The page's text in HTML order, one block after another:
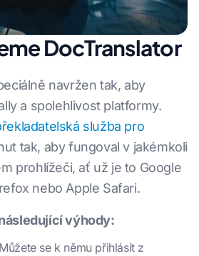
DocTranslator
navržen tak, aby
a spolehlivost platformy.
služba pro
tak, aby fungoval v jakémkoli
prohlížeči, ať už je to Google
nebo Apple Safari.
výhody:
se k němu přihlásit z